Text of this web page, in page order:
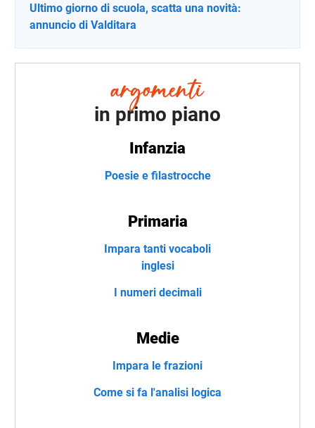
Ultimo giorno di scuola, scatta una novità:
annuncio di Valditara
in primo piano
Infanzia
Poesie e filastrocche
Primaria
Impara tanti vocaboli
inglesi
I numeri decimali
Medie
Impara le frazioni
Come si fa l'analisi logica